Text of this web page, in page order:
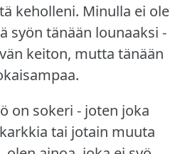
keholleni. Minulla ei ole
syön tänään lounaaksi -
keiton, mutta tänään
on sokeri - joten joka
tai jotain muuta